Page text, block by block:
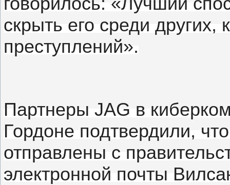
скрыть его среди
преступлений».
Партнеры JAG в
Гордоне подтвердили,
отправлены с
электронной почты